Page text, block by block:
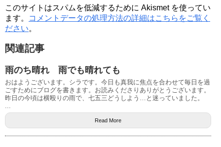
このサイトはスパムを低減するために Akismet を使ってい
ます。
コメントデータの処理方法の詳細はこちらをご覧く
ださい。
関連記事
雨のち晴れ 雨でも晴れても
おはようございます。シラです。今日も真我に焦点を合わせて毎日を過
ごすためにブログを書きます。お読みくださりありがとうございます。
昨日の今頃は横殴りの雨で、七五三どうしよう…と迷っていました。
Read More